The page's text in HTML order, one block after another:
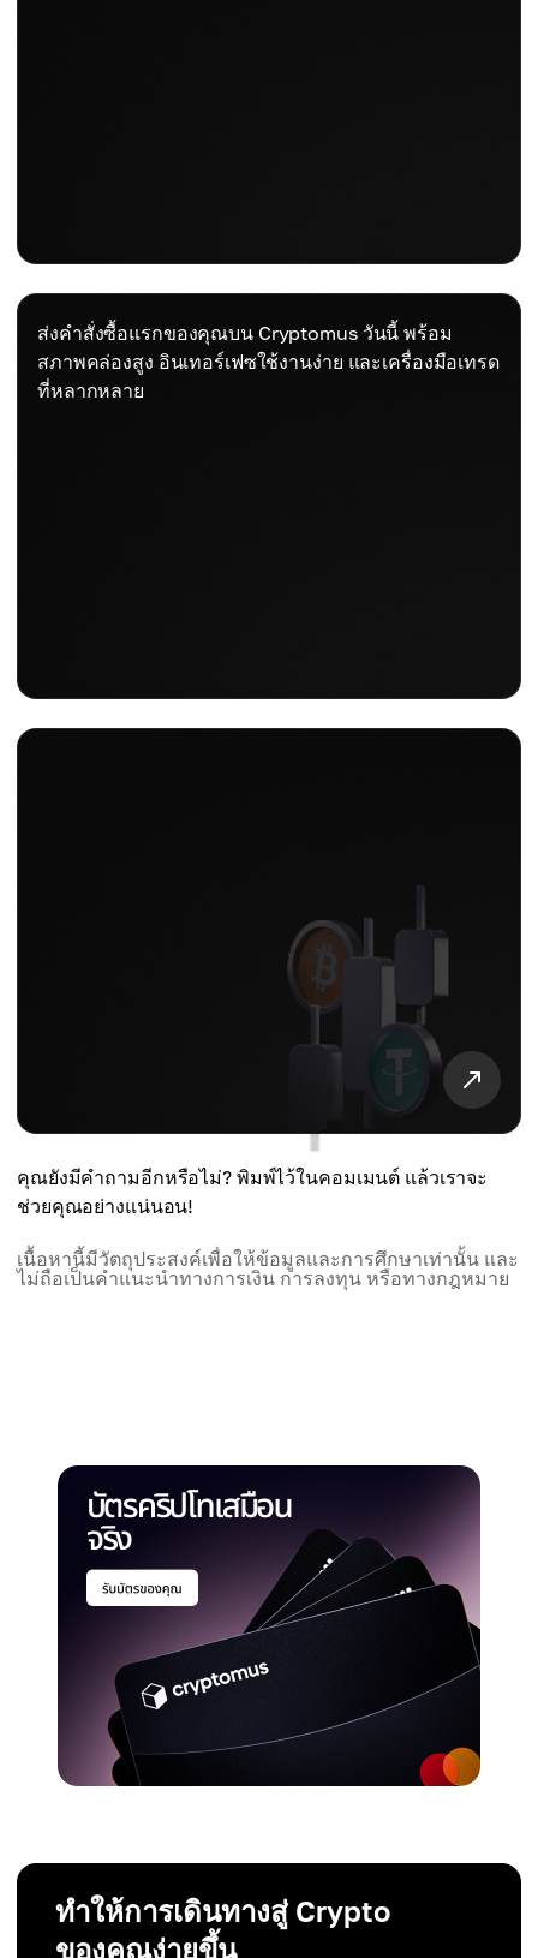
ส่งคำสั่งซื้อแรกของคุณบน Cryptomus วันนี้ พร้อม
สภาพคล่องสูง อินเทอร์เฟซใช้งานง่าย และเครื่องมือเทรด
ที่หลากหลาย
คุณยังมีคำถามอีกหรือไม่? พิมพ์ไว้ในคอมเมนต์ แล้วเราจะ
ช่วยคุณอย่างแน่นอน!
เนื้อหานี้มีวัตถุประสงค์เพื่อให้ข้อมูลและการศึกษาเท่านั้น และ
ไม่ถือเป็นคำแนะนำทางการเงิน การลงทุน หรือทางกฎหมาย
ทำให้การเดินทางสู่ Crypto
ของคุณง่ายขึ้น